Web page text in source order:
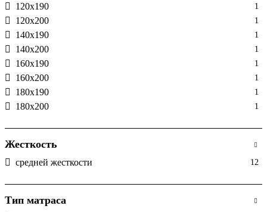
120х190 1
120х200 1
140х190 1
140х200 1
160х190 1
160х200 1
180x190 1
180х200 1
Жесткость
средней жесткости 12
Тип матраса